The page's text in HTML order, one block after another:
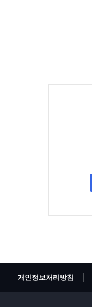
개인정보처리방침